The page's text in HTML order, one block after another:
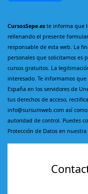
CursosSepe.es te informa que
rellenando el presente
responsable de esta web. La
personales que solicitamos es
cursos gratuitos. La
interesado. Te informamos
España en los servidores de
tus derechos de acceso,
info@sursumweb.com así
autoridad de control. Puedes
Protección de Datos en nuestra